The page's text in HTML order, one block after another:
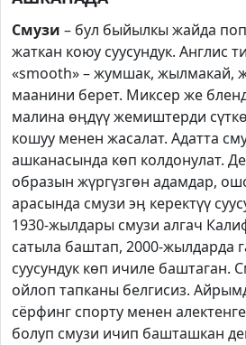
Смузи – бул быйылкы жайда
жаткан коюу суусундук. Англис
«smooth» – жумшак, жылмакай,
маанини берет. Миксер же
малина өӊдүү жемиштерди
кошуу менен жасалат. Адатта
ашканасында көп колдонулат.
образын жүргүзгөн адамдар,
арасында смузи эӊ керектүү
1930-жылдары смузи алгач
сатыла баштап, 2000-жылдарда
суусундук көп ичиле баштаган.
ойлоп тапканы белгисиз.
сёрфинг спорту менен
болуп смузи ичип башташкан